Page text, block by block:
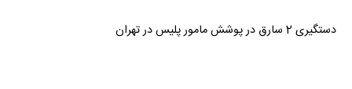
دستگیری 2 سارق در پوشش مامور پلیس در تهران